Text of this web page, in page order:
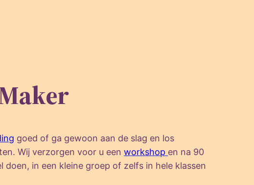
goed of ga gewoon aan de slag en los
Wij verzorgen voor u eenworkshop en na 90
in een kleine groep of zelfs in hele klassen